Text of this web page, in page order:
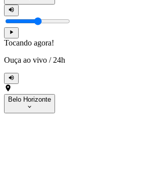
Tocando agora!
Ouça ao vivo / 24h
Belo Horizonte